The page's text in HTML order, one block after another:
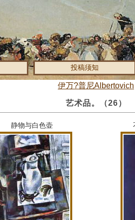
投稿须知
伊万?普尼Albertovich
艺术品。 （26）
静物与白色壶